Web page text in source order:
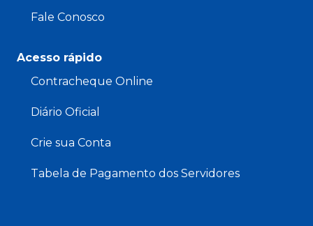
Fale Conosco
Acesso rápido
Contracheque Online
Diário Oficial
Crie sua Conta
Tabela de Pagamento dos Servidores